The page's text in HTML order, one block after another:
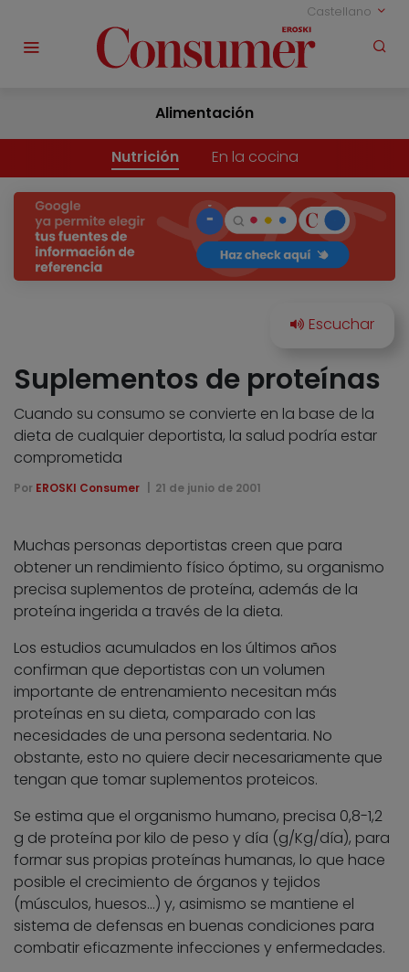
Castellano
Alimentación
Nutrición En la cocina
Suplementos de proteínas
Cuando su consumo se convierte en la base de la
dieta de cualquier deportista, la salud podría estar
comprometida
Por EROSKI Consumer 21 de junio de 2001
Muchas personas deportistas creen que para
obtener un rendimiento físico óptimo, su organismo
precisa suplementos de proteína, además de la
proteína ingerida a través de la dieta.
Los estudios acumulados en los últimos años
confirman que deportistas con un volumen
importante de entrenamiento necesitan más
proteínas en su dieta, comparado con las
necesidades de una persona sedentaria. No
obstante, esto no quiere decir necesariamente que
tengan que tomar suplementos proteicos.
Se estima que el organismo humano, precisa 0,8-1,2
g de proteína por kilo de peso y día (g/Kg/día), para
formar sus propias proteínas humanas, lo que hace
posible el crecimiento de órganos y tejidos
(músculos, huesos…) y, asimismo se mantiene el
sistema de defensas en buenas condiciones para
combatir eficazmente infecciones y enfermedades.